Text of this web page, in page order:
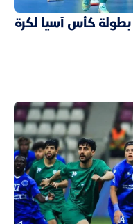
كأس آسيا لكرة